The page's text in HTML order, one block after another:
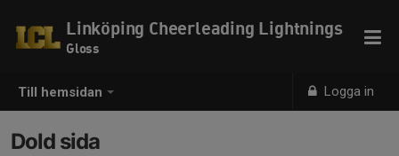
Till hemsidan Logga in
Linköping Cheerleading Lightnings
Gloss
Dold sida